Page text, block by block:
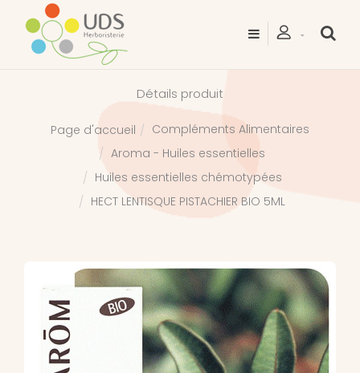
Détails produit
Page d'accueil
Compléments Alimentaires
Aroma - Huiles essentielles
Huiles essentielles chémotypées
HECT LENTISQUE PISTACHIER BIO 5ML